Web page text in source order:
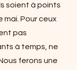
soient à points
mai. Pour ceux
pas
à temps, ne
ferons une